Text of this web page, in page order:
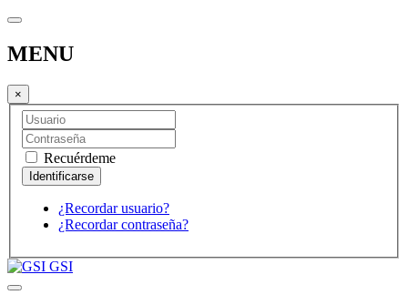
MENU
×
Recuérdeme
¿Recordar usuario?
¿Recordar contraseña?
GSI